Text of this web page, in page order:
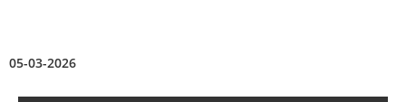
05-03-2026